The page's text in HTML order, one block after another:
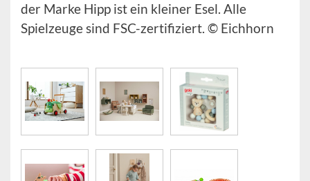
der Marke Hipp ist ein kleiner Esel. Alle
Spielzeuge sind FSC-zertifiziert. © Eichhorn